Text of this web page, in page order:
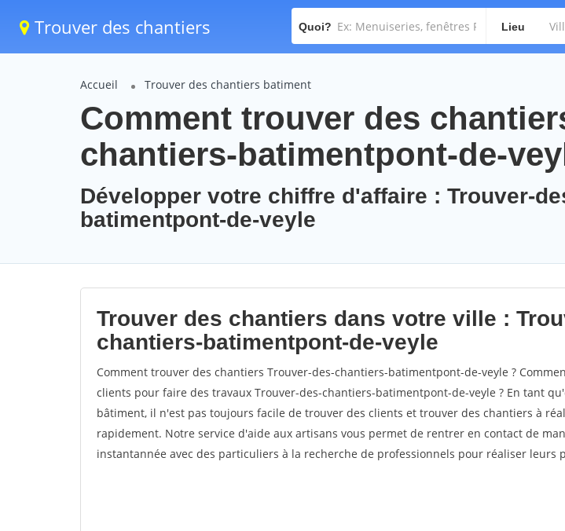
Trouver des chantiers Quoi? Lieu
Accueil Trouver des chantiers batiment
Comment trouver des
chantiers-batimentpont-de-
Développer votre chiffre d'affaire : Trouver-
batimentpont-de-veyle
Trouver des chantiers dans votre ville :
chantiers-batimentpont-de-veyle
Comment trouver des chantiers Trouver-des-chantiers-batimentpont-de-veyle ?
clients pour faire des travaux Trouver-des-chantiers-batimentpont-de-veyle ? En tant
bâtiment, il n'est pas toujours facile de trouver des clients et trouver des chantiers à
rapidement. Notre service d'aide aux artisans vous permet de rentrer en contact de
instantannée avec des particuliers à la recherche de professionnels pour réaliser leurs